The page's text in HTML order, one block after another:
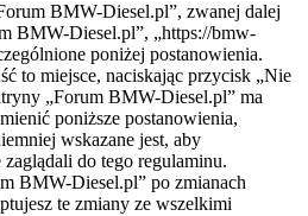
BMW-Diesel.pl”, zwanej dalej
BMW-Diesel.pl”, „https://bmw-
poniżej postanowienia.
to miejsce, naciskając przycisk „Nie
„Forum BMW-Diesel.pl” ma
poniższe postanowienia,
wskazane jest, aby
do tego regulaminu.
BMW-Diesel.pl” po zmianach
te zmiany ze wszelkimi